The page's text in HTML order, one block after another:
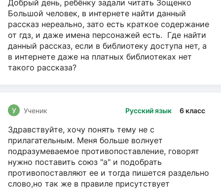
Добрый день, ребёнку задали читать Зощенко
Большой человек, в интернете найти данный
рассказ нереально, зато есть краткое содержание
от гдз, и даже имена персонажей есть. Где найти
данный рассказ, если в библиотеку доступа нет, а
в интернете даже на платных библиотеках нет
такого рассказа?
Русский язык 6 класс
У Ученик
Здравствуйте, хочу понять тему не с
прилагательным. Меня больше волнует
подразумеваемое противопоставление, говорят
нужно поставить союз "а" и подобрать
противопоставляют ее и тогда пишется раздельно
слово,но так же в правиле присутствует